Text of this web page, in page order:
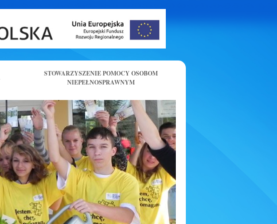
STOWARZYSZENIE POMOCY OSOBOM
NIEPEŁNOSPRAWNYM